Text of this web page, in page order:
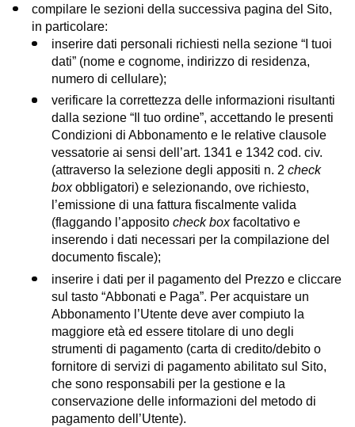
compilare le sezioni della successiva pagina del Sito,
in particolare:
inserire dati personali richiesti nella sezione “I tuoi
dati” (nome e cognome, indirizzo di residenza,
numero di cellulare);
verificare la correttezza delle informazioni risultanti
dalla sezione “Il tuo ordine”, accettando le presenti
Condizioni di Abbonamento e le relative clausole
vessatorie ai sensi dell’art. 1341 e 1342 cod. civ.
(attraverso la selezione degli appositi n. 2 check
boxobbligatori) e selezionando, ove richiesto,
l’emissione di una fattura fiscalmente valida
(flaggando l’apposito check boxfacoltativo e
inserendo i dati necessari per la compilazione del
documento fiscale);
inserire i dati per il pagamento del Prezzo e cliccare
sul tasto “Abbonati e Paga”. Per acquistare un
Abbonamento l’Utente deve aver compiuto la
maggiore età ed essere titolare di uno degli
strumenti di pagamento (carta di credito/debito o
fornitore di servizi di pagamento abilitato sul Sito,
che sono responsabili per la gestione e la
conservazione delle informazioni del metodo di
pagamento dell’Utente).